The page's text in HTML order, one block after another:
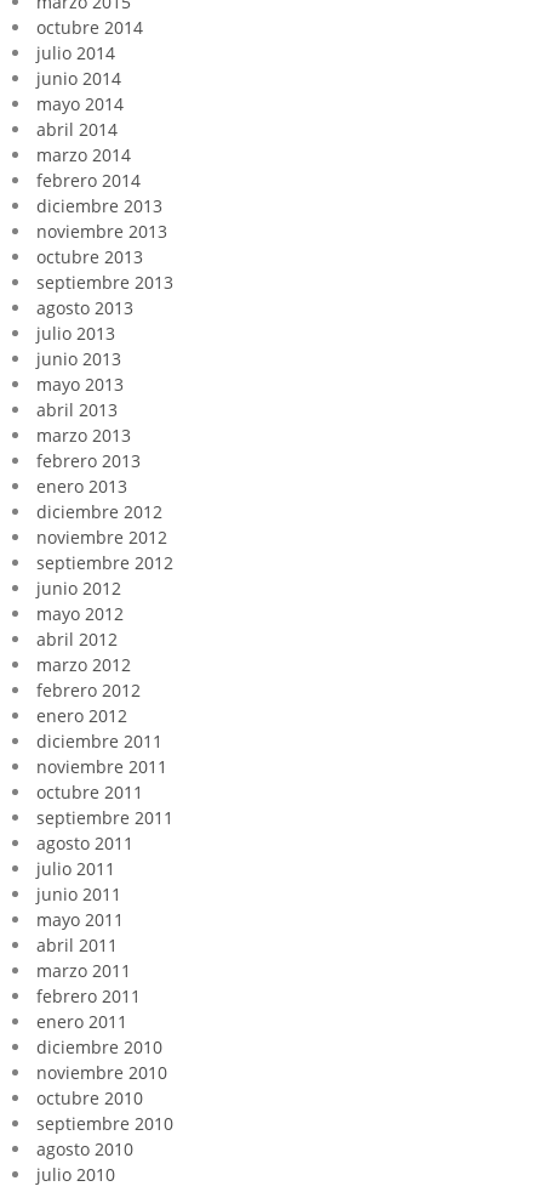
octubre 2014
julio 2014
junio 2014
mayo 2014
abril 2014
marzo 2014
febrero 2014
diciembre 2013
noviembre 2013
octubre 2013
septiembre 2013
agosto 2013
julio 2013
junio 2013
mayo 2013
abril 2013
marzo 2013
febrero 2013
enero 2013
diciembre 2012
noviembre 2012
septiembre 2012
junio 2012
mayo 2012
abril 2012
marzo 2012
febrero 2012
enero 2012
diciembre 2011
noviembre 2011
octubre 2011
septiembre 2011
agosto 2011
julio 2011
junio 2011
mayo 2011
abril 2011
marzo 2011
febrero 2011
enero 2011
diciembre 2010
noviembre 2010
octubre 2010
septiembre 2010
agosto 2010
julio 2010